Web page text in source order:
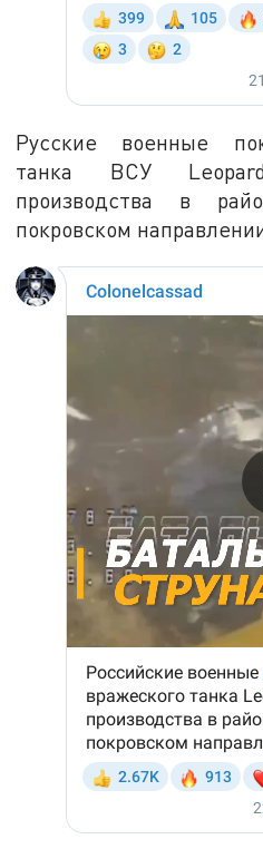
Русские военные
танка ВСУ
производства в
покровском